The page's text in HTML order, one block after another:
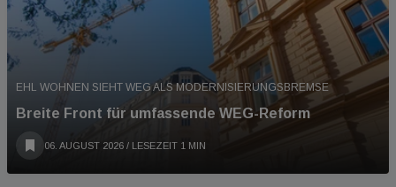
EHL WOHNEN SIEHT WEG ALS MODERNISIERUNGSBREMSE
Breite Front für umfassende WEG-Reform
06. AUGUST 2026 / LESEZEIT 1 MIN